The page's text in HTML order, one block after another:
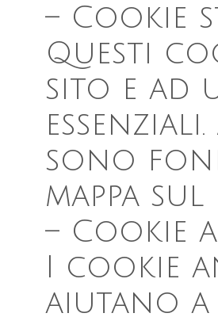
– Cookie
Questi
sito e ad
sono
mappa
– Cookie
I cookie
aiutano a